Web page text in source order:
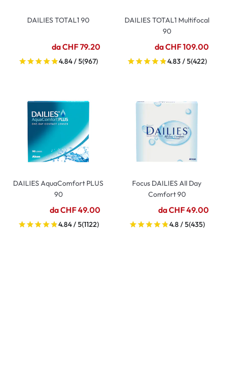
DAILIES TOTAL1 90
da CHF 79.20
4.84 / 5(967)
DAILIES TOTAL1 Multifocal
90
da CHF 109.00
4.83 / 5(422)
DAILIES AquaComfort PLUS
90
da CHF 49.00
4.84 / 5(1122)
Focus DAILIES All Day
Comfort 90
da CHF 49.00
4.8 / 5(435)